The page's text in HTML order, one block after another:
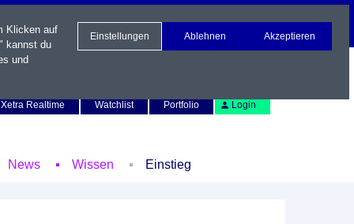
Xetra Realtime
Watchlist Portfolio Login
News Wissen Einstieg
Klicken auf
kannst du
und
Einstellungen Ablehnen Akzeptieren